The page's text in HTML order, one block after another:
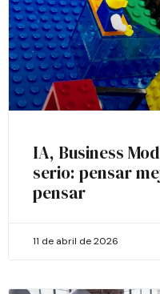
IA, Business
serio: pensar
pensar
11 de abril de 2026